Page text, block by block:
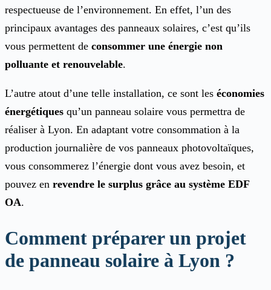
respectueuse de l’environnement. En effet, l’un des
principaux avantages des panneaux solaires, c’est qu’ils
vous permettent de consommer une énergie non
polluante et renouvelable.
L’autre atout d’une telle installation, ce sont les économies
énergétiques qu’un panneau solaire vous permettra de
réaliser à Lyon. En adaptant votre consommation à la
production journalière de vos panneaux photovoltaïques,
vous consommerez l’énergie dont vous avez besoin, et
pouvez en revendre le surplus grâce au système EDF
OA.
Comment préparer un projet
de panneau solaire à Lyon ?